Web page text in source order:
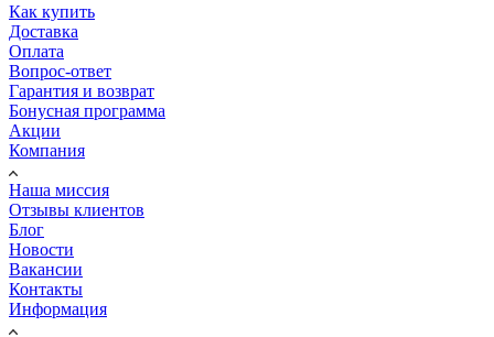
Как купить
Доставка
Оплата
Вопрос-ответ
Гарантия и возврат
Бонусная программа
Акции
Компания
Наша миссия
Отзывы клиентов
Блог
Новости
Вакансии
Контакты
Информация